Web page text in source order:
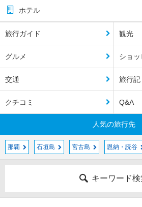
ホテル
旅行ガイド 観光
グルメ ショ
交通 旅行記
クチコミ Q&A
人気の旅行先
那覇 石垣島 宮古島 恩納・読谷
キーワード検